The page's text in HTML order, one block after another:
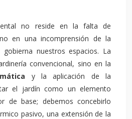
no reside en la falta de
en una incomprensión de la
nuestros espacios. La
convencional, sino en la
y la aplicación de la
el jardín como un elemento
de base; debemos concebirlo
pasivo, una extensión de la